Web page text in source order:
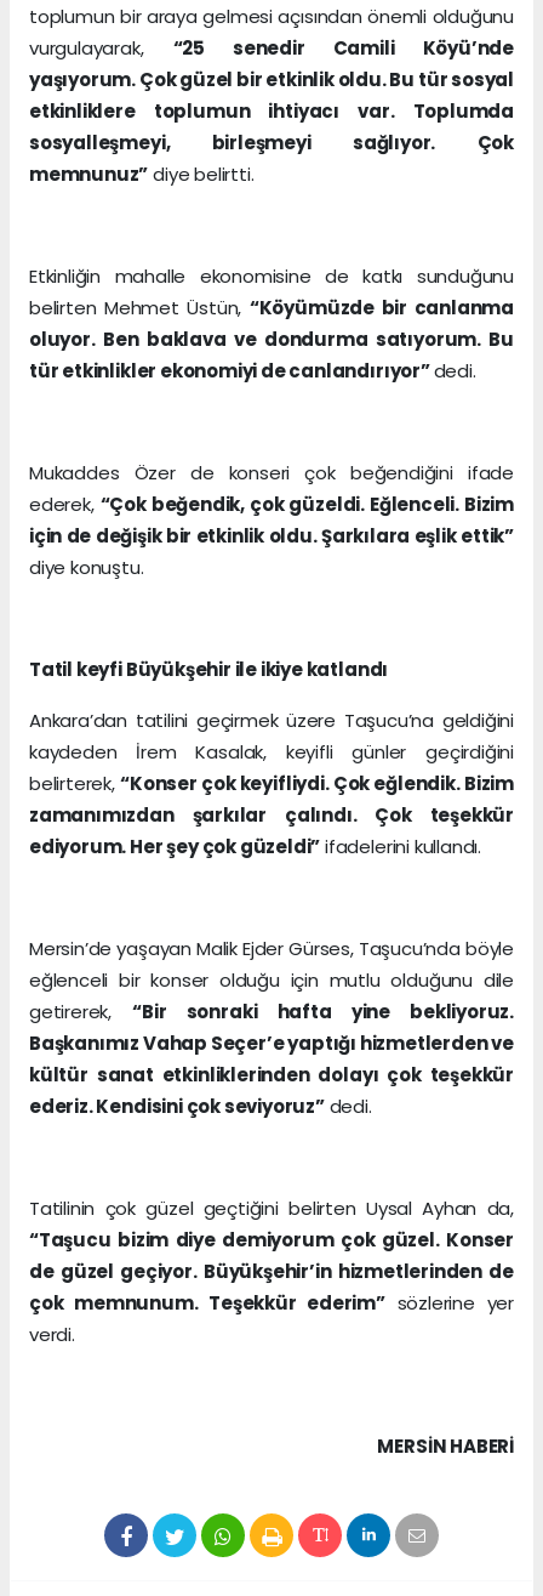
toplumun bir araya gelmesi açısından önemli olduğunu
vurgulayarak, “25 senedir Camili Köyü’nde
yaşıyorum. Çok güzel bir etkinlik oldu. Bu tür sosyal
etkinliklere toplumun ihtiyacı var. Toplumda
sosyalleşmeyi, birleşmeyi sağlıyor. Çok
memnunuz”diye belirtti.
Etkinliğin mahalle ekonomisine de katkı sunduğunu
belirten Mehmet Üstün, “Köyümüzde bir canlanma
oluyor. Ben baklava ve dondurma satıyorum. Bu
tür etkinlikler ekonomiyi de canlandırıyor”dedi.
Mukaddes Özer de konseri çok beğendiğini ifade
ederek, “Çok beğendik, çok güzeldi. Eğlenceli. Bizim
için de değişik bir etkinlik oldu. Şarkılara eşlik ettik”
diye konuştu.
Tatil keyfi Büyükşehir ile ikiye katlandı
Ankara’dan tatilini geçirmek üzere Taşucu’na geldiğini
kaydeden İrem Kasalak, keyifli günler geçirdiğini
belirterek,“Konser çok keyifliydi. Çok eğlendik. Bizim
zamanımızdan şarkılar çalındı. Çok teşekkür
ediyorum. Her şey çok güzeldi”ifadelerini kullandı.
Mersin’de yaşayan Malik Ejder Gürses, Taşucu’nda böyle
eğlenceli bir konser olduğu için mutlu olduğunu dile
getirerek,“Bir sonraki hafta yine bekliyoruz.
Başkanımız Vahap Seçer’e yaptığı hizmetlerden ve
kültür sanat etkinliklerinden dolayı çok teşekkür
ederiz. Kendisini çok seviyoruz”dedi.
Tatilinin çok güzel geçtiğini belirten Uysal Ayhan da,
“Taşucu bizim diye demiyorum çok güzel. Konser
de güzel geçiyor. Büyükşehir’in hizmetlerinden de
çok memnunum. Teşekkür ederim”sözlerine yer
verdi.
MERSIN HABERİ